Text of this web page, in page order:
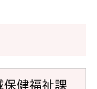
保健福祉課